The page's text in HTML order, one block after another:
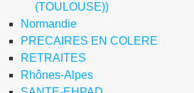
(TOULOUSE))
Normandie
PRECAIRES EN COLERE
RETRAITES
Rhônes-Alpes